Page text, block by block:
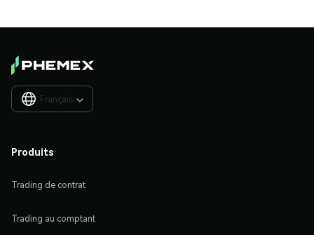
Français 
Produits
Trading de contrat
Trading au comptant